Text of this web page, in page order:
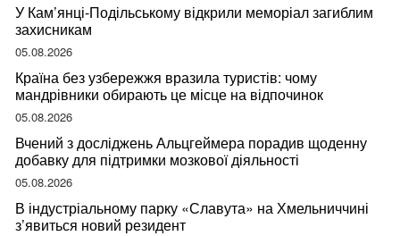
У Кам’янці-Подільському відкрили меморіал загиблим
захисникам
05.08.2026
Країна без узбережжя вразила туристів: чому
мандрівники обирають це місце на відпочинок
05.08.2026
Вчений з досліджень Альцгеймера порадив щоденну
добавку для підтримки мозкової діяльності
05.08.2026
В індустріальному парку «Славута» на Хмельниччині
з’явиться новий резидент